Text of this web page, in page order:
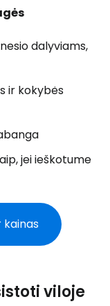
dalyviams,
ir kokybės
jei ieškotume
kainas
viloje